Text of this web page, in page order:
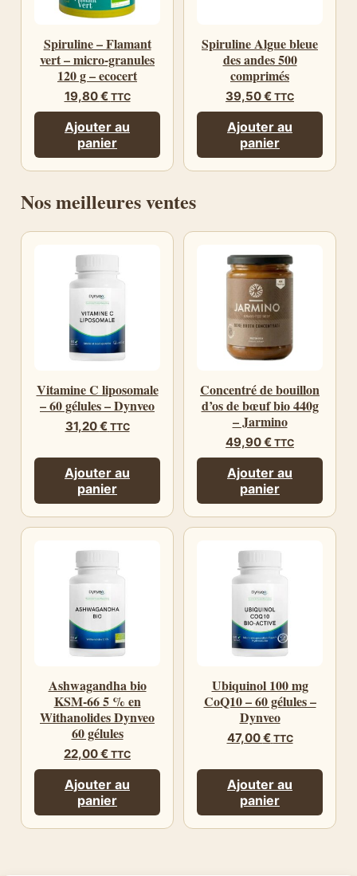
Spiruline – Flamant
vert – micro-granules
120 g – ecocert
19,80€ TTC
Ajouter au
panier
Spiruline Algue bleue
des andes 500
comprimés
39,50€ TTC
Ajouter au
panier
Nos meilleures ventes
Vitamine C liposomale
– 60 gélules – Dynveo
31,20€ TTC
Ajouter au
panier
Concentré de bouillon
d’os de bœuf bio 440g
– Jarmino
49,90€ TTC
Ajouter au
panier
Ashwagandha bio
KSM-66 5 % en
Withanolides Dynveo
60 gélules
22,00€ TTC
Ajouter au
panier
Ubiquinol 100 mg
CoQ10 – 60 gélules –
Dynveo
47,00€ TTC
Ajouter au
panier